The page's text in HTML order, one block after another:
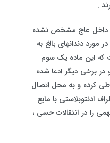
.
داخل عاج مشخص نشده
دندانهای بالغ به
که این ماده یک سوم
برخی دیگر ادعا شده
کرده و به محل اتصال
ادنتوبلاستی با مایع
را در انتقالات حسی ،